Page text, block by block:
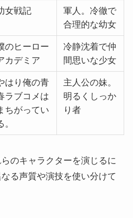
女戦記
軍人。冷徹で
合理的な幼女
のヒーロー
カデミア
冷静沈着で仲
間思いな少女
はり俺の青
ラブコメは
ちがってい
。
主人公の妹。
明るくしっか
り者
のキャラクターを演じるに
る声質や演技を使い分けて